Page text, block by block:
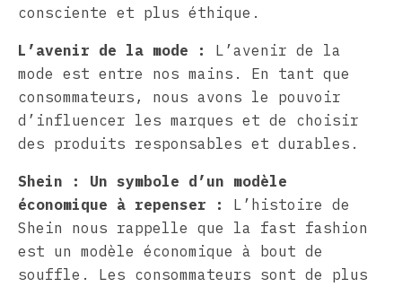
consciente et plus éthique.
L’avenir de la mode :
L’avenir de la
mode est entre nos mains. En tant que
consommateurs, nous avons le pouvoir
d’influencer les marques et de choisir
des produits responsables et durables.
Shein : Un symbole d’un modèle
économique à repenser :
L’histoire de
Shein nous rappelle que la fast fashion
est un modèle économique à bout de
souffle. Les consommateurs sont de plus